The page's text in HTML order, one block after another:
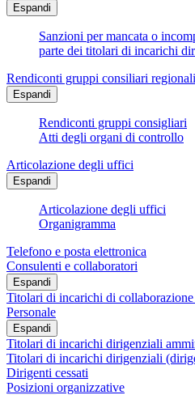
Espandi
Sanzioni per mancata o
parte dei titolari di incarichi
Rendiconti gruppi consiliari
Espandi
Rendiconti gruppi consigliari
Atti degli organi di controllo
Articolazione degli uffici
Espandi
Articolazione degli uffici
Organigramma
Telefono e posta elettronica
Consulenti e collaboratori
Espandi
Titolari di incarichi di collaborazione
Personale
Espandi
Titolari di incarichi dirigenziali
Titolari di incarichi dirigenziali
Dirigenti cessati
Posizioni organizzative